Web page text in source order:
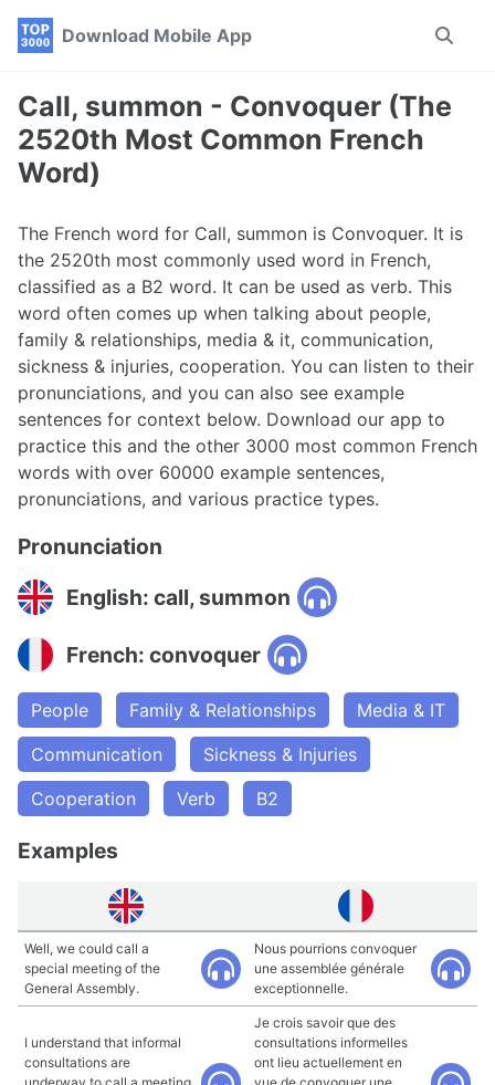
Skip
navigation
Skip
Skip
Download Mobile App
Toggle
Call, summon - Convoquer (The
2520th Most Common French
Word)
The French word for Call, summon is Convoquer. It is
the 2520th most commonly used word in French,
classified as a B2 word. It can be used as verb. This
word often comes up when talking about people,
family & relationships, media & it, communication,
sickness & injuries, cooperation. You can listen to their
pronunciations, and you can also see example
sentences for context below. Download our app to
practice this and the other 3000 most common French
words with over 60000 example sentences,
pronunciations, and various practice types.
Pronunciation
English: call, summon
French: convoquer
People Family & Relationships
Media & IT
Communication
Sickness & Injuries
Cooperation
Verb B2
Examples
Well, we could call a
special meeting of the
General Assembly.
Nous pourrions convoquer
une assemblée générale
exceptionnelle.
I understand that informal
consultations are
Je crois savoir que des
consultations informelles
ont lieu actuellement en